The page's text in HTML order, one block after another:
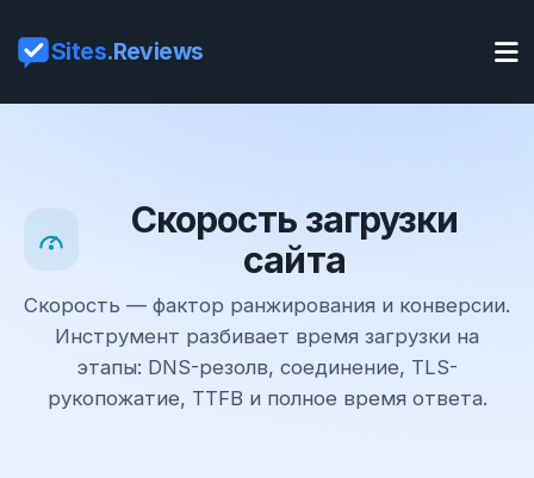
Sites.Reviews
Скорость загрузки
сайта
Скорость — фактор ранжирования и конверсии.
Инструмент разбивает время загрузки на
этапы: DNS-резолв, соединение, TLS-
рукопожатие, TTFB и полное время ответа.